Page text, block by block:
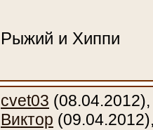
Рыжий и Хиппи
cvet03
Виктор